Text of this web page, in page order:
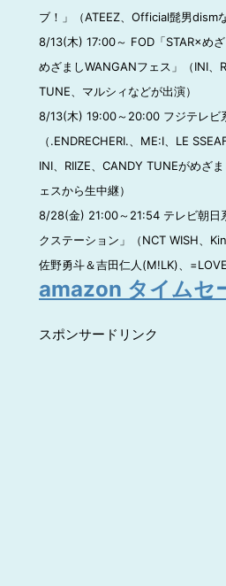
ブ！」（ATEEZ、Official髭男dism
8/13(木) 17:00～ FOD「STAR×めざ
めざましWANGANフェス」（INI、
TUNE、マルシィなどが出演）
8/13(木) 19:00～20:00 フジテレビ
（.ENDRECHERI.、ME:I、LE
INI、RIIZE、CANDY TUNEがめざ
ェスから生中継）
8/28(金) 21:00～21:54 テレビ朝日
クステーション」（NCT WISH、
佐野勇斗＆吉田仁人(M!LK)、=LOVE
amazon タイムセ
スポンサードリンク